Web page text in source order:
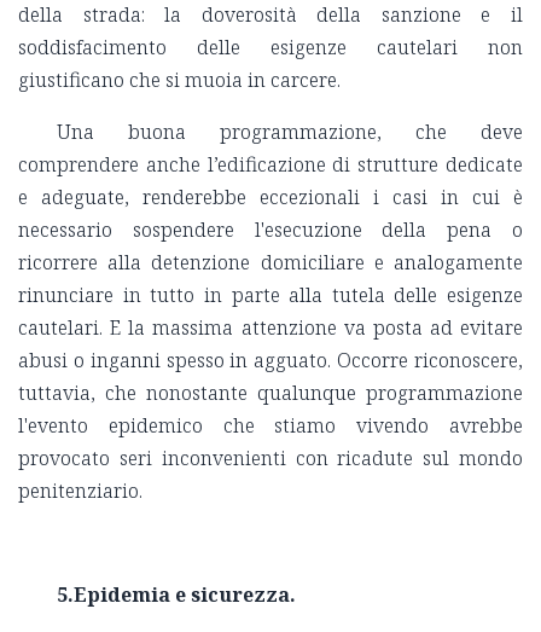
della strada: la doverosità della sanzione e il
soddisfacimento delle esigenze cautelari non
giustificano che si muoia in carcere.
Una buona programmazione, che deve
comprendere anche l’edificazione di strutture dedicate
e adeguate, renderebbe eccezionali i casi in cui è
necessario sospendere l'esecuzione della pena o
ricorrere alla detenzione domiciliare e analogamente
rinunciare in tutto in parte alla tutela delle esigenze
cautelari. E la massima attenzione va posta ad evitare
abusi o inganni spesso in agguato. Occorre riconoscere,
tuttavia, che nonostante qualunque programmazione
l'evento epidemico che stiamo vivendo avrebbe
provocato seri inconvenienti con ricadute sul mondo
penitenziario.
5.Epidemia e sicurezza.